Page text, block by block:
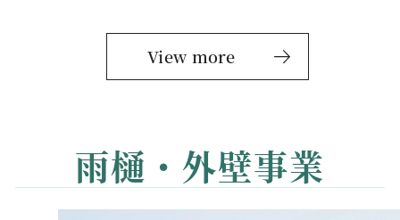
View more
雨樋・外壁事業